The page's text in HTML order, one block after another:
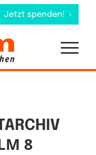
Jetzt spenden!
8